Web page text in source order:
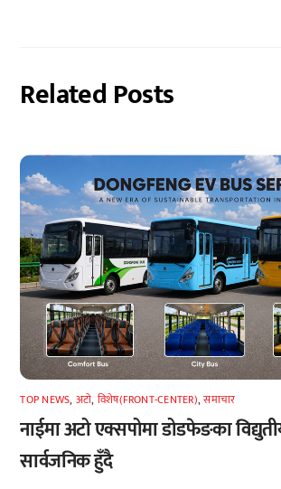
Related Posts
TOP NEWS, अटाे, विशेष(FRONT-CENTER),समाचार
नाईमा अटो एक्सपोमा डोडफेङका
सार्वजनिक हुँदै